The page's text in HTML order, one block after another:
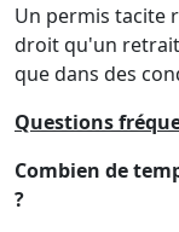
Un permis tacite
droit qu'un
que dans des
Questions
Combien de
?